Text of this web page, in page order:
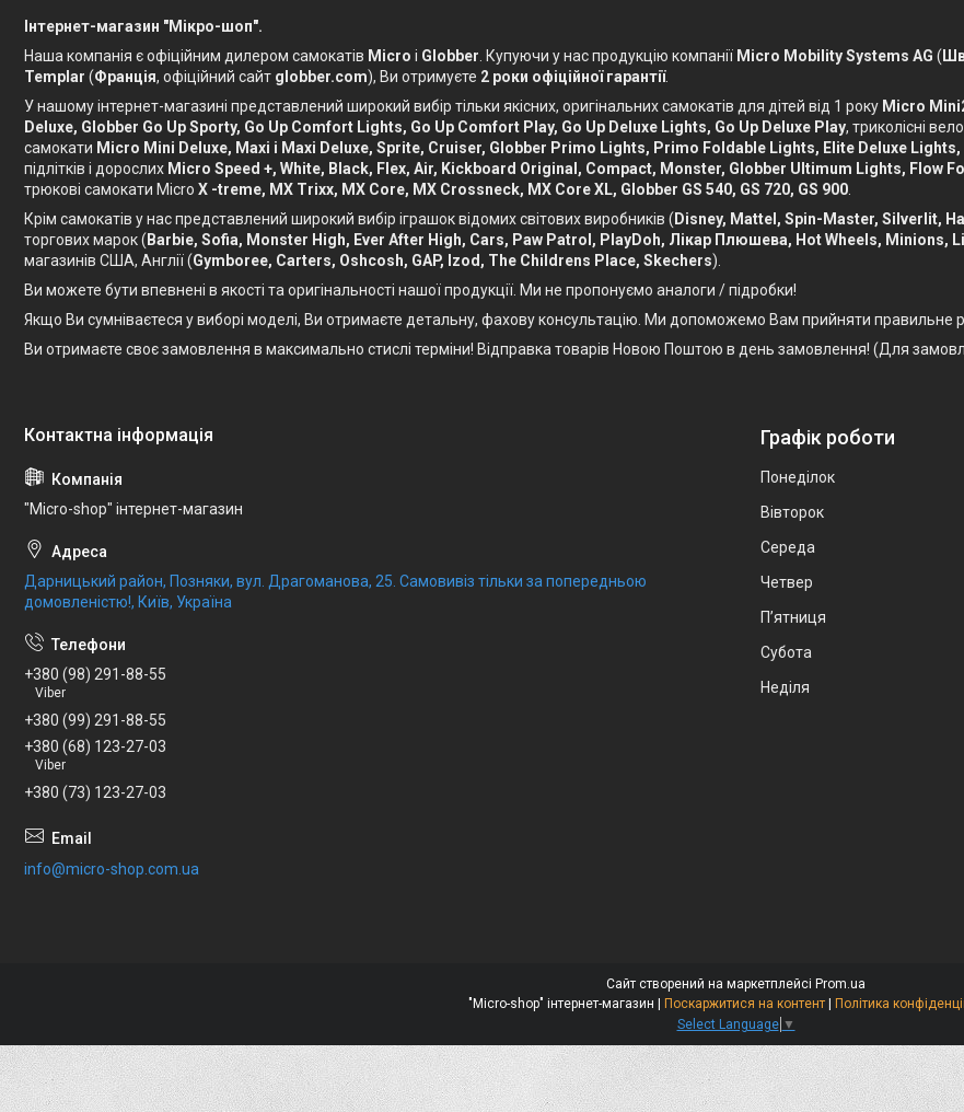
Інтернет-магазин "Мікро-шоп".
Наша компанія є офіційним дилером самокатів Micro і Globber . Купуючи у нас продукцію компанії Micro Mobility Systems AG (
Templar (Франція, офіційний сайт globber.com), Ви отримуєте 2 роки офіційної гарантії.
У нашому інтернет-магазині представлений широкий вибір тільки якісних, оригінальних самокатів для дітей від 1 року Micro
Deluxe, Globber Go Up Sporty, Go Up Comfort Lights, Go Up Comfort Play, Go Up Deluxe Lights, Go Up Deluxe Play, триколісні
самокати Micro Mini Deluxe, Maxi і Maxi Deluxe, Sprite, Cruiser, Globber Primo Lights, Primo Foldable Lights, Elite Deluxe
підлітків і дорослих Micro Speed ​​+, White, Black, Flex, Air, Kickboard Original, Compact, Monster, Globber Ultimum Lights, Flow
трюкові самокати Micro X -treme, MX Trixx, MX Core, MX Crossneck, MX Core XL, Globber GS 540, GS 720, GS 900
Крім самокатів у нас представлений широкий вибір іграшок відомих світових виробників ( Disney, Mattel, Spin-Master, Silverlit,
торгових марок ( Barbie, Sofia, Monster High, Ever After High, Cars, Paw Patrol, PlayDoh, Лікар Плюшева, Hot Wheels, Minions,
магазинів США, Англії (Gymboree, Carters, Oshcosh, GAP, Izod, The Childrens Place, Skechers).
Ви можете бути впевнені в якості та оригінальності нашої продукції. Ми не пропонуємо аналоги / підробки!
Якщо Ви сумніваєтеся у виборі моделі, Ви отримаєте детальну, фахову консультацію. Ми допоможемо Вам прийняти правильне
Ви отримаєте своє замовлення в максимально стислі терміни! Відправка товарів Новою Поштою в день замовлення! (Для
"Micro-shop" інтернет-магазин
Дарницький район, Позняки, вул. Драгоманова, 25. Самовивіз тільки за попередньою
домовленістю!, Київ, Україна
+380 (98) 291-88-55
Viber
+380 (99) 291-88-55
+380 (68) 123-27-03
Viber
+380 (73) 123-27-03
info@micro-shop.com.ua
Графік роботи
Понеділок
Вівторок
Середа
Четвер
Пʼятниця
Субота
Неділя
Сайт створений на маркетплейсі Prom.ua
Поскаржитися на контент
Політика
Select Language ▼